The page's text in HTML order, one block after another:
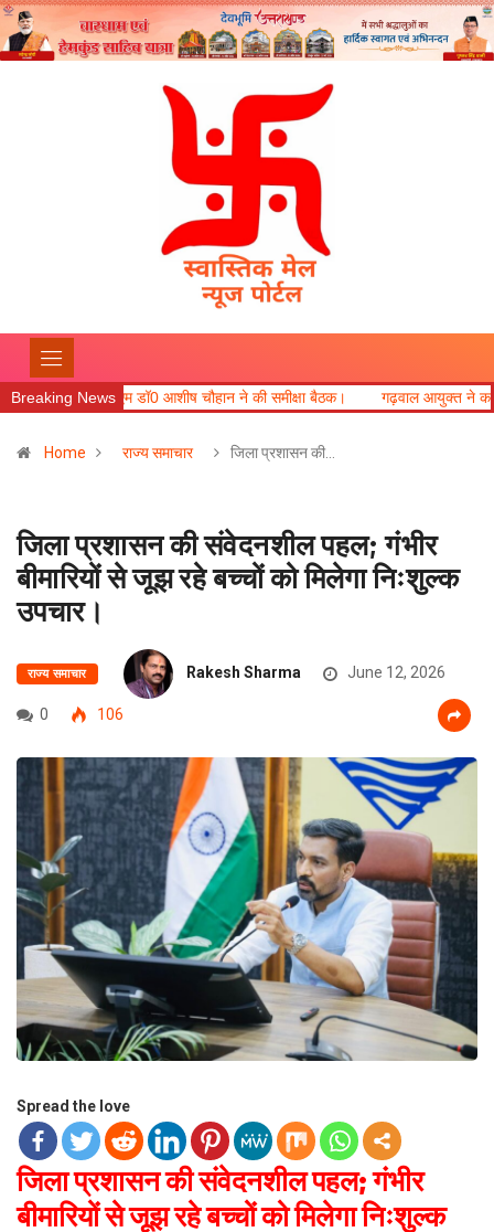
Breaking News
चौहान ने की समीक्षा बैठक। गढ़वाल आयुक्त ने कहा कि मतदाता सुनवाई में लापरवाही
Home राज्य समाचार जिला प्रशासन की…
जिला प्रशासन की संवेदनशील पहल; गंभीर
बीमारियों से जूझ रहे बच्चों को मिलेगा निःशुल्क
उपचार।
राज्य समाचार Rakesh Sharma June 12, 2026
0 106
Spread the love
जिला प्रशासन की संवेदनशील पहल; गंभीर
बीमारियों से जूझ रहे बच्चों को मिलेगा निःशुल्क